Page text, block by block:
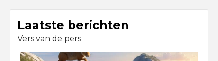
Laatste berichten
Vers van de pers